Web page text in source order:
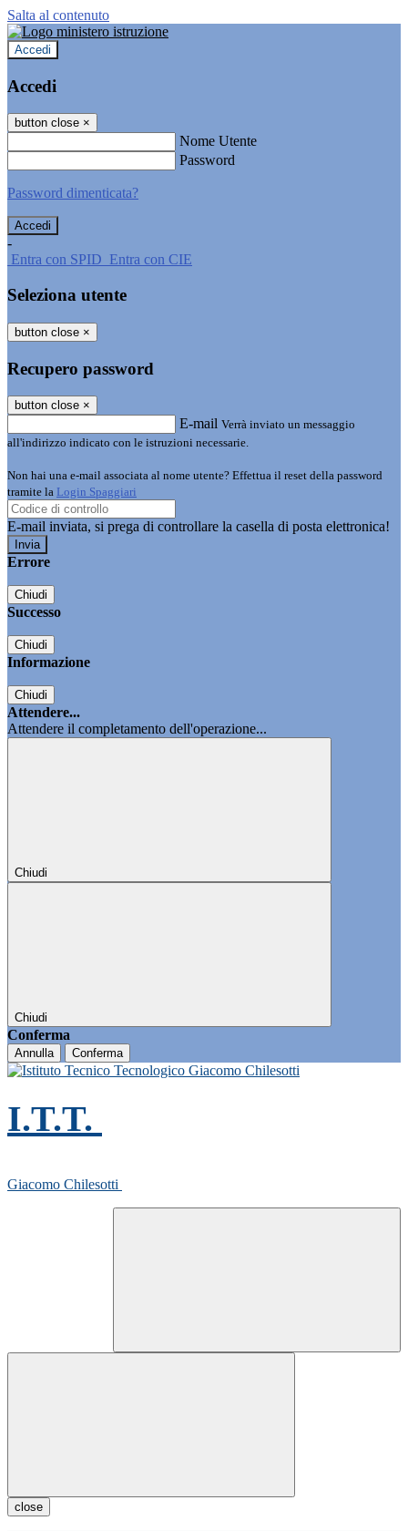
Salta al contenuto
Accedi
Accedi
button close ×
Nome Utente
Password
Password dimenticata?
-
Entra con SPID Entra con CIE
Seleziona utente
button close ×
Recupero password
button close ×
E-mail Verrà inviato un messaggio
all'indirizzo indicato con le istruzioni necessarie.
Non hai una e-mail associata al nome utente? Effettua il reset della password
tramite la Login Spaggiari
E-mail inviata, si prega di controllare la casella di posta elettronica!
Errore
Chiudi
Successo
Chiudi
Informazione
Chiudi
Attendere...
Attendere il completamento dell'operazione...
Chiudi
Chiudi
Conferma
Annulla Conferma
I.T.T.
Giacomo Chilesotti
close